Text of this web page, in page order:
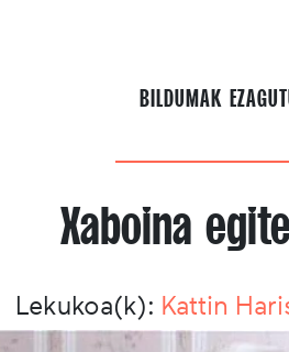
BILDUMAK
Xaboina
Lekukoa(k): Kattin